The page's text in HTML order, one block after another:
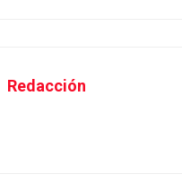
Redacción